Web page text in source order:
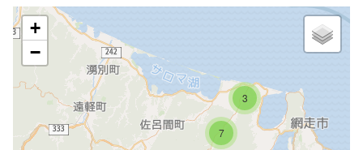
7
3
+
−